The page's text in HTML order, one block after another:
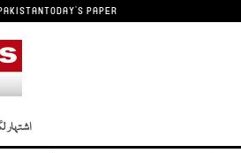
TODAY'S PAPER
اشتہار